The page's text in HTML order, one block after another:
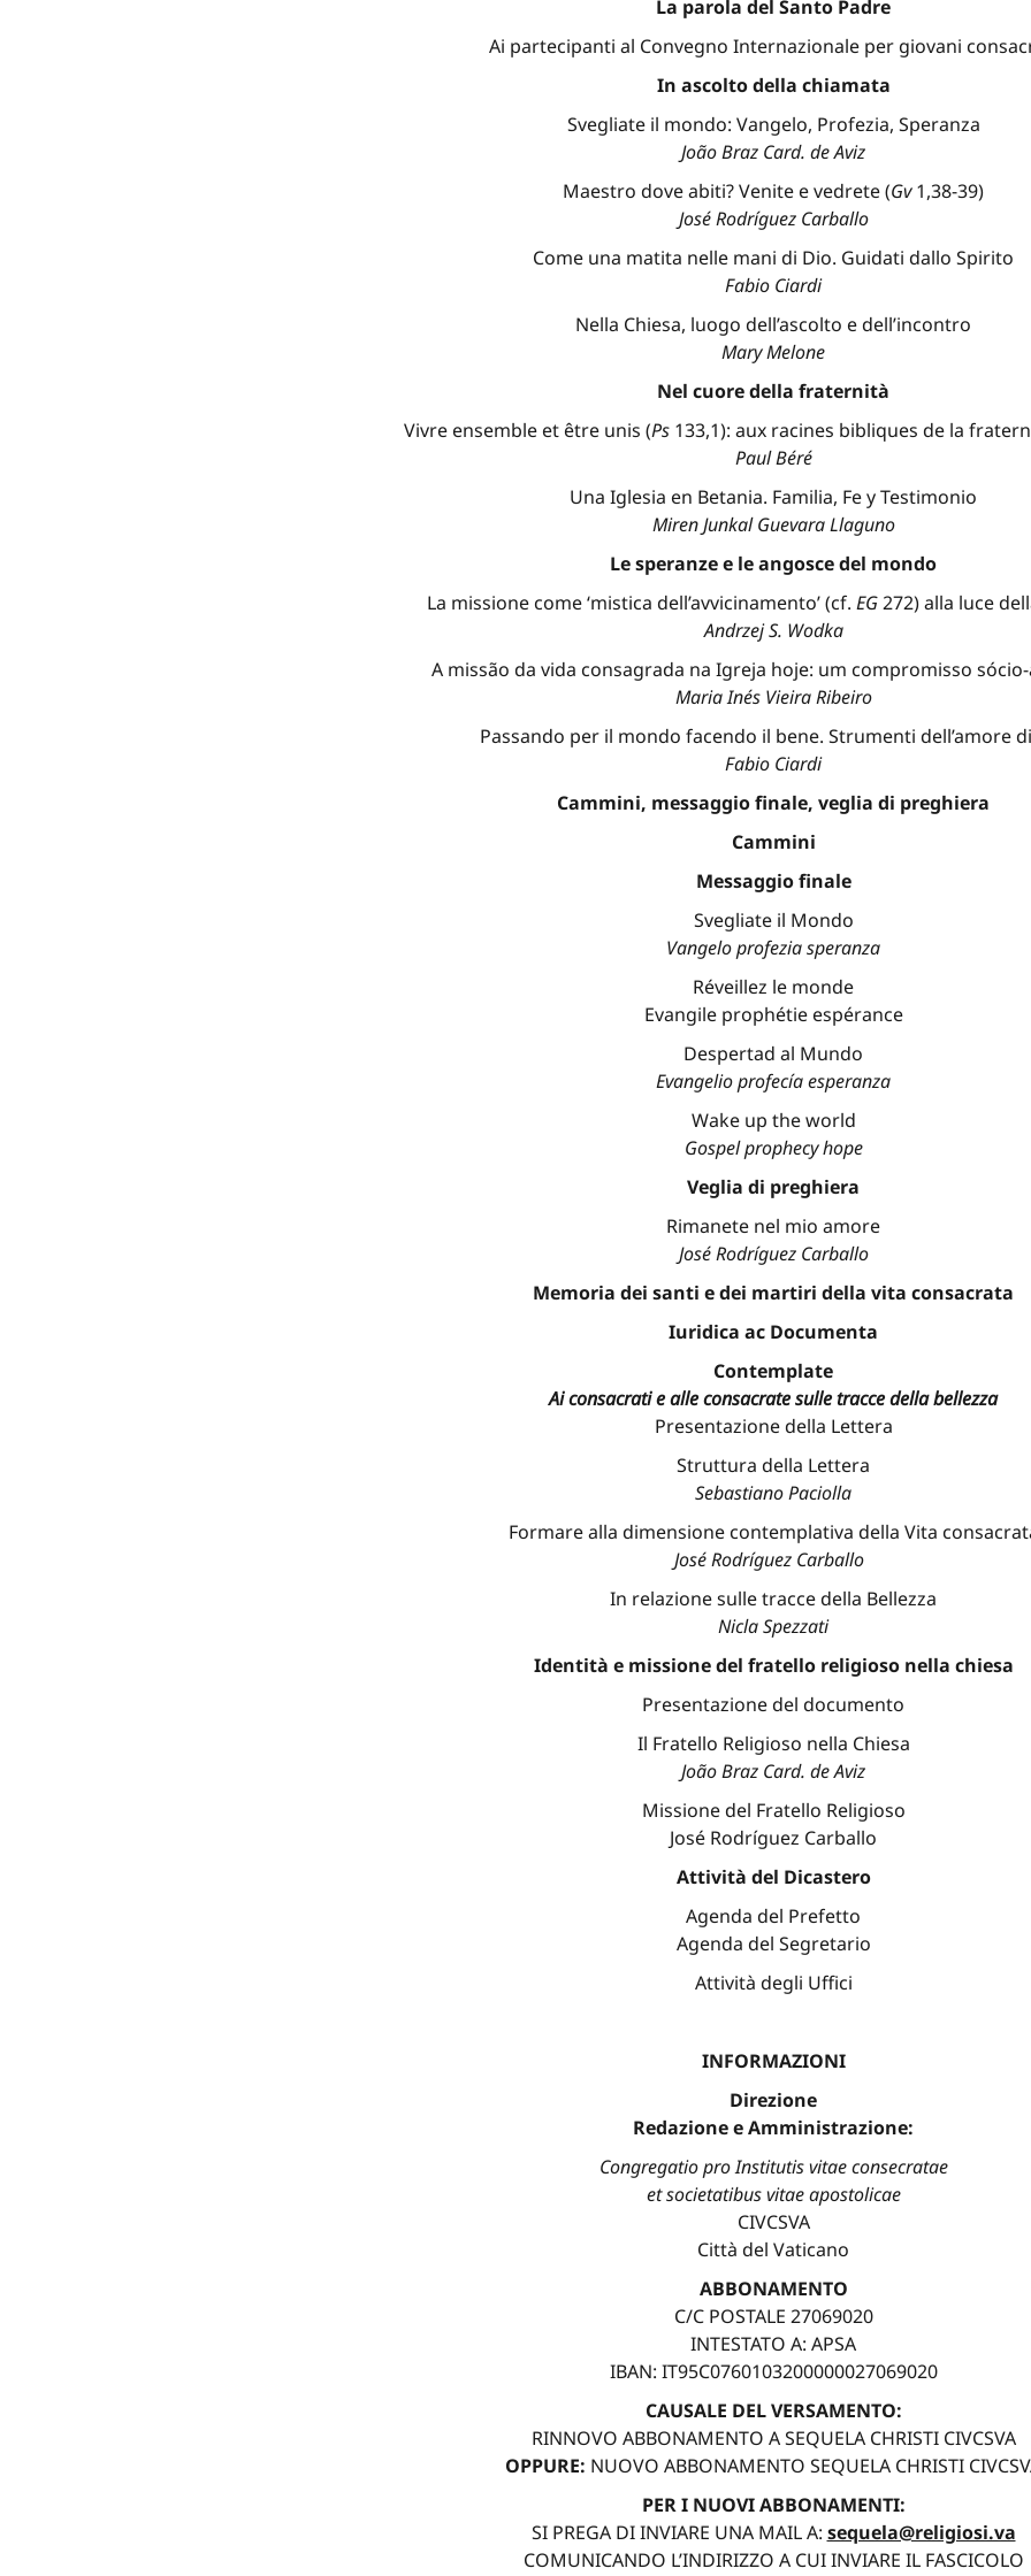
La parola del Santo Padre
Ai partecipanti al Convegno Internazionale per giovani
In ascolto della chiamata
Svegliate il mondo: Vangelo, Profezia, Speranza
João Braz Card. de Aviz
Maestro dove abiti? Venite e vedrete (Gv1,38-39)
José Rodríguez Carballo
Come una matita nelle mani di Dio. Guidati dallo Spirito
Fabio Ciardi
Nella Chiesa, luogo dell’ascolto e dell’incontro
Mary Melone
Nel cuore della fraternità
Vivre ensemble et être unis (Ps 133,1): aux racines bibliques de la
Paul Béré
Una Iglesia en Betania. Familia, Fe y Testimonio
Miren Junkal Guevara Llaguno
Le speranze e le angosce del mondo
La missione come ‘mistica dell’avvicinamento’ (cf. EG272) alla luce
Andrzej S. Wodka
A missão da vida consagrada na Igreja hoje: um compromisso
Maria Inés Vieira Ribeiro
Passando per il mondo facendo il bene. Strumenti dell’amore
Fabio Ciardi
Cammini, messaggio finale, veglia di preghiera
Cammini
Messaggio finale
Svegliate il Mondo
Vangelo profezia speranza
Réveillez le monde
Evangile prophétie espérance
Despertad al Mundo
Evangelio profecía esperanza
Wake up the world
Gospel prophecy hope
Veglia di preghiera
Rimanete nel mio amore
José Rodríguez Carballo
Memoria dei santi e dei martiri della vita consacrata
Iuridica ac Documenta
Contemplate
Ai consacrati e alle consacrate sulle tracce della bellezza
Presentazione della Lettera
Struttura della Lettera
Sebastiano Paciolla
Formare alla dimensione contemplativa della Vita
José Rodríguez Carballo
In relazione sulle tracce della Bellezza
Nicla Spezzati
Identità e missione del fratello religioso nella chiesa
Presentazione del documento
Il Fratello Religioso nella Chiesa
João Braz Card. de Aviz
Missione del Fratello Religioso
José Rodríguez Carballo
Attività del Dicastero
Agenda del Prefetto
Agenda del Segretario
Attività degli Uffici
INFORMAZIONI
Direzione
Redazione e Amministrazione:
Congregatio pro Institutis vitae consecratae
et societatibus vitae apostolicae
CIVCSVA
Città del Vaticano
ABBONAMENTO
C/C POSTALE 27069020
INTESTATO A: APSA
IBAN: IT95C0760103200000027069020
CAUSALE DEL VERSAMENTO:
RINNOVO ABBONAMENTO A SEQUELA CHRISTI CIVCSVA
OPPURE: NUOVO ABBONAMENTO SEQUELA CHRISTI
PER I NUOVI ABBONAMENTI:
SI PREGA DI INVIARE UNA MAIL A: sequela@religiosi.va
COMUNICANDO L’INDIRIZZO A CUI INVIARE IL FASCICOLO